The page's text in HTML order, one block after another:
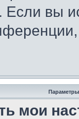
вы
Параметры
мои